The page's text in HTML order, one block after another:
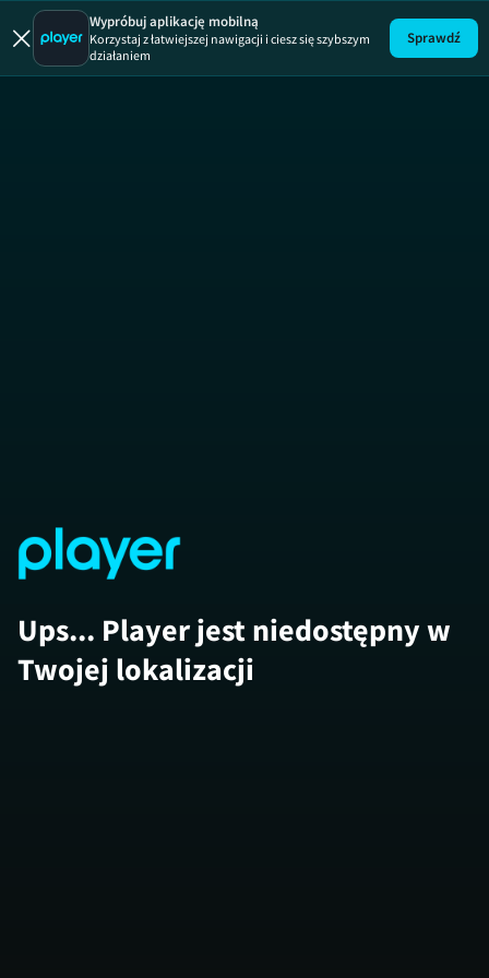
Wyburzacze
Wypróbuj aplikację mobilną
Korzystaj z łatwiejszej nawigacji i ciesz się szybszym
działaniem
Sprawdź
Ups... Player jest niedostępny w
Twojej lokalizacji